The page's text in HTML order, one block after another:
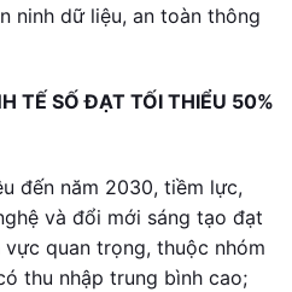
ninh dữ liệu, an toàn thông
TẾ SỐ ĐẠT TỐI THIỂU 50%
đến năm 2030, tiềm lực,
và đổi mới sáng tạo đạt
quan trọng, thuộc nhóm
thu nhập trung bình cao;